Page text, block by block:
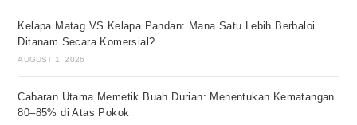
Kelapa Matag VS Kelapa Pandan: Mana Satu Lebih Berbaloi
Ditanam Secara Komersial?
AUGUST 1, 2026
Cabaran Utama Memetik Buah Durian: Menentukan Kematangan
80–85% di Atas Pokok